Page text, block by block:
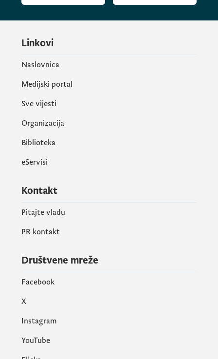
Linkovi
Naslovnica
Medijski portal
Sve vijesti
Organizacija
Biblioteka
eServisi
Kontakt
Pitajte vladu
PR kontakt
Društvene mreže
Facebook
X
Instagram
YouTube